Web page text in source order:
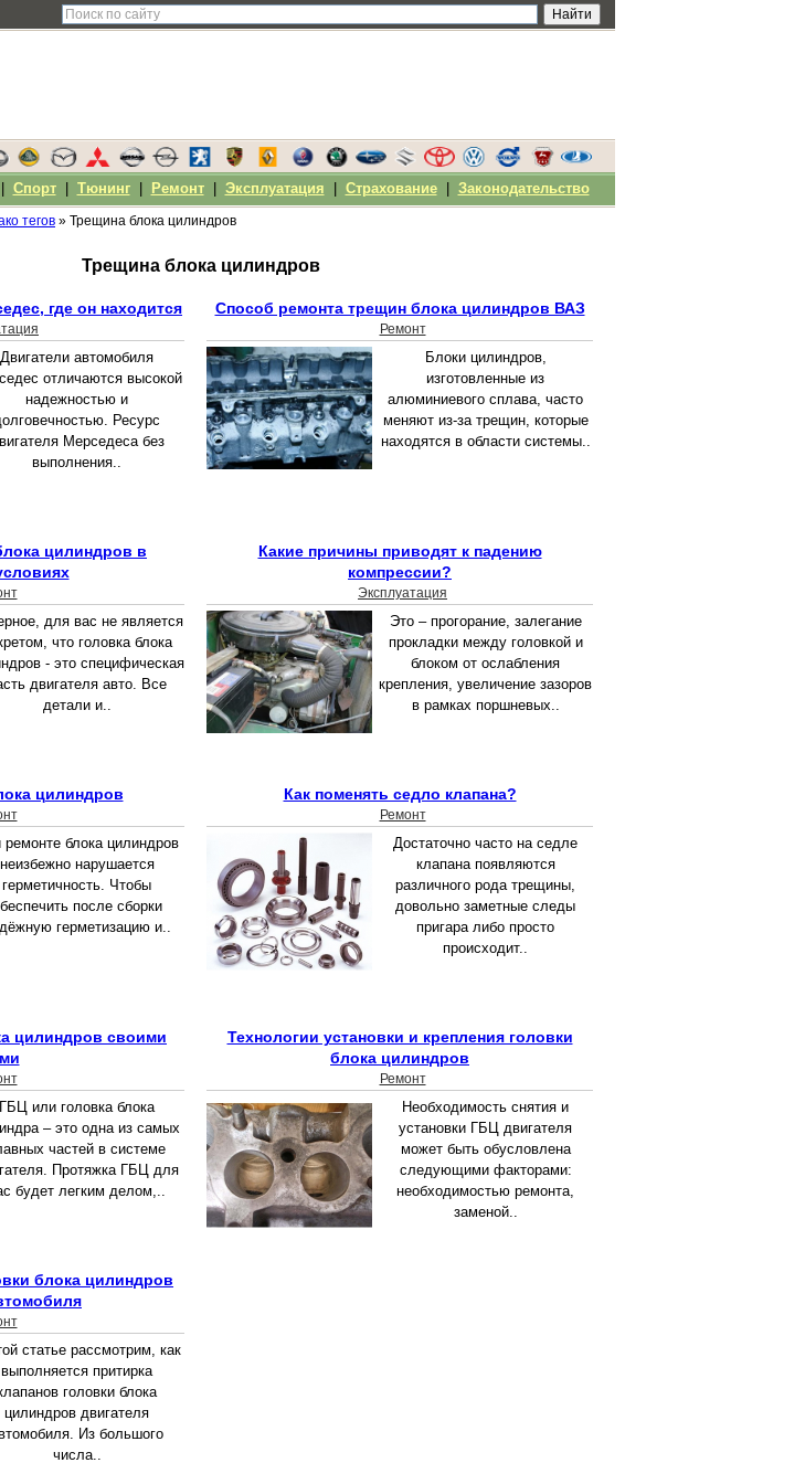
тегов » Трещина блока цилиндров
Трещина блока цилиндров
где он находится
Двигатели автомобиля
отличаются высокой
надежностью и
Ресурс
Мерседеса без
выполнения..
Способ ремонта трещин блока цилиндров ВАЗ
Ремонт
Блоки цилиндров,
изготовленные из
алюминиевого сплава, часто
меняют из-за трещин, которые
находятся в области системы..
цилиндров в
для вас не является
что головка блока
- это специфическая
двигателя авто. Все
детали и..
Какие причины приводят к падению
компрессии?
Эксплуатация
Это – прогорание, залегание
прокладки между головкой и
блоком от ослабления
крепления, увеличение зазоров
в рамках поршневых..
цилиндров
ремонте блока цилиндров
неизбежно нарушается
герметичность. Чтобы
после сборки
герметизацию и..
Как поменять седло клапана?
Ремонт
Достаточно часто на седле
клапана появляются
различного рода трещины,
довольно заметные следы
пригара либо просто
происходит..
цилиндров своими
ГБЦ или головка блока
– это одна из самых
частей в системе
Протяжка ГБЦ для
будет легким делом,..
Технологии установки и крепления головки
блока цилиндров
Ремонт
Необходимость снятия и
установки ГБЦ двигателя
может быть обусловлена
следующими факторами:
необходимостью ремонта,
заменой..
блока цилиндров
статье рассмотрим, как
выполняется притирка
головки блока
цилиндров двигателя
Из большого
числа..
Спорт| Тюнинг| Ремонт| Эксплуатация Страхование| Законодательство